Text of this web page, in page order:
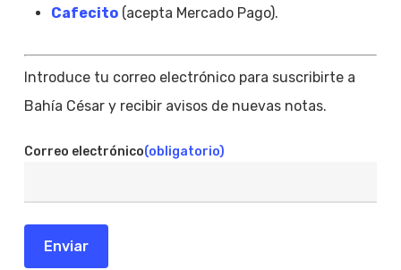
Cafecito(acepta Mercado Pago).
Introduce tu correo electrónico para suscribirte a
Bahía César y recibir avisos de nuevas notas.
Correo electrónico(obligatorio)
Enviar